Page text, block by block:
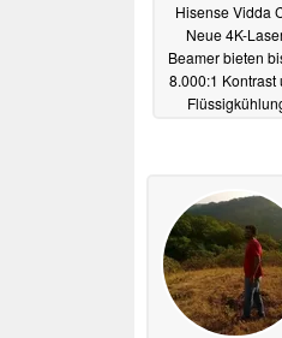
Hisense Vidda
Neue 4K-
Beamer bieten
8.000:1 Kontrast